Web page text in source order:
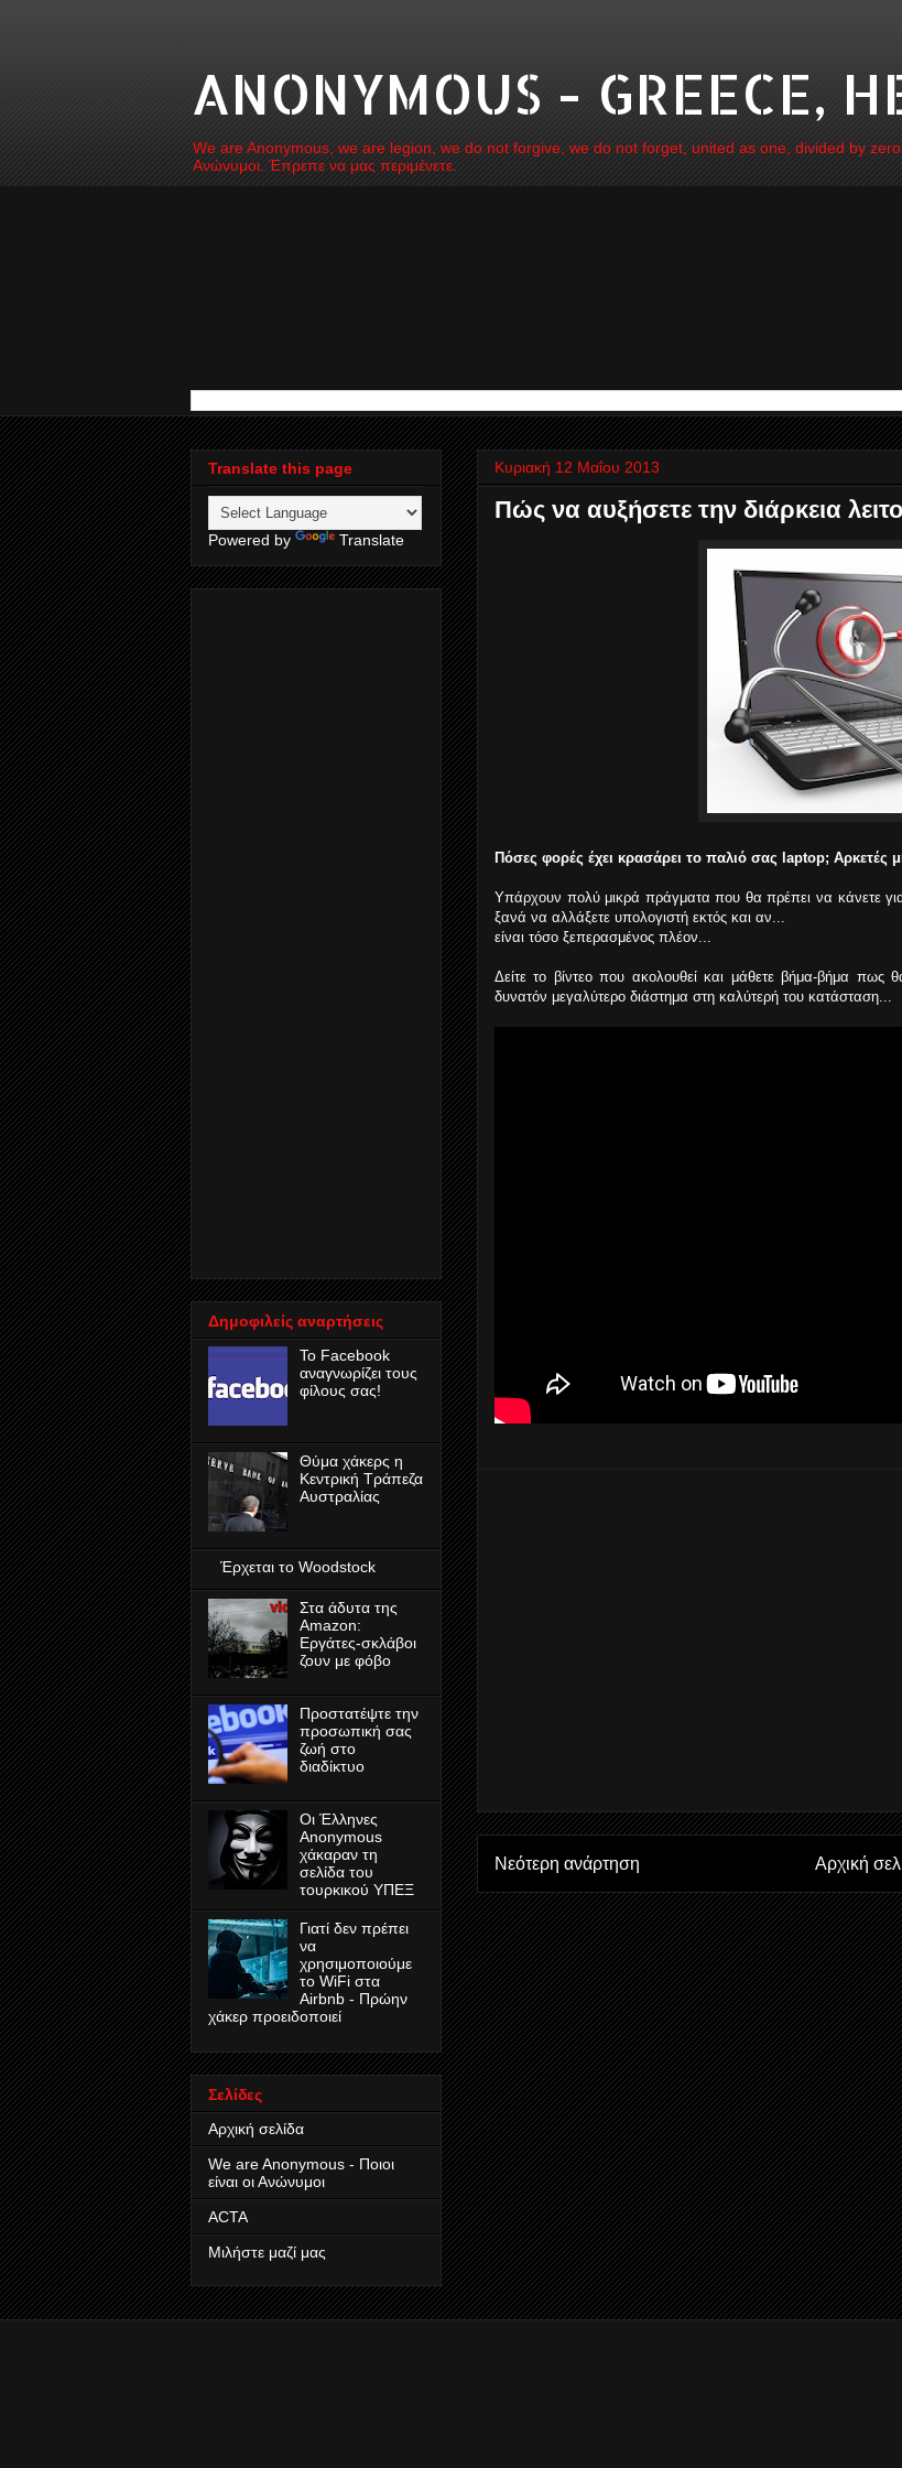
ANONYMOUS - GREECE,
We are Anonymous, we are legion, we do not forgive, we do not forget, united as one, divided by zero,
Ανώνυμοι. Έπρεπε να μας περιμένετε.
Κυριακή 12 Μαΐου 2013
Πώς να αυξήσετε την διάρκεια
Πόσες φορές έχει κρασάρει το παλιό σας laptop; Aρκετές
Υπάρχουν πολύ μικρά πράγματα που θα πρέπει να κάνετε
ξανά να αλλάξετε υπολογιστή εκτός και αν...
είναι τόσο ξεπερασμένος πλέον...
Δείτε το βίντεο που ακολουθεί και μάθετε βήμα-βήμα πως
δυνατόν μεγαλύτερο διάστημα στη καλύτερή του κατάσταση...
Νεότερη ανάρτηση Αρχική
Translate this page
Powered by Translate
Δημοφιλείς αναρτήσεις
Το Facebook
αναγνωρίζει τους
φίλους σας!
Θύμα χάκερς η
Κεντρική Τράπεζα
Αυστραλίας
Έρχεται το Woodstock
Στα άδυτα της
Amazon:
Εργάτες-σκλάβοι
ζουν με φόβο
Προστατέψτε την
προσωπική σας
ζωή στο
διαδίκτυο
Οι Έλληνες
Anonymous
χάκαραν τη
σελίδα του
τουρκικού ΥΠΕΞ
Γιατί δεν πρέπει
να
χρησιμοποιούμε
το WiFi στα
Airbnb - Πρώην
χάκερ προειδοποιεί
Σελίδες
Αρχική σελίδα
We are Anonymous - Ποιοι
είναι οι Ανώνυμοι
ACTA
Μιλήστε μαζί μας